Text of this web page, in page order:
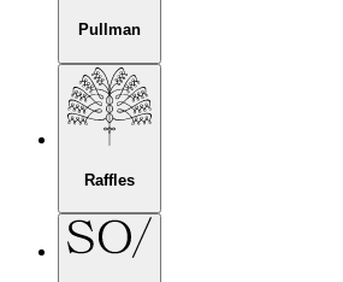
Pullman
Raffles